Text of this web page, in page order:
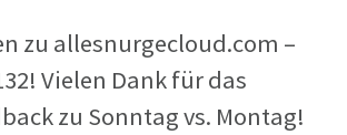
zu allesnurgecloud.com –
Vielen Dank für das
zu Sonntag vs. Montag!